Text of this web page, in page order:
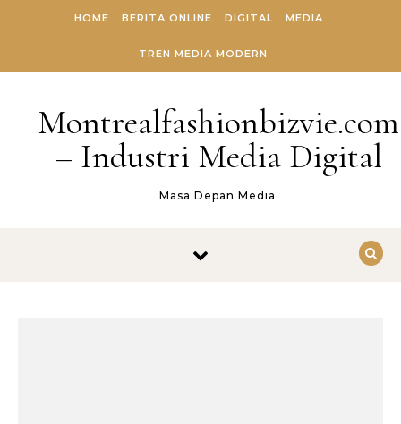
HOME BERITA ONLINE DIGITAL MEDIA
TREN MEDIA MODERN
Montrealfashionbizvie.com
– Industri Media Digital
Masa Depan Media